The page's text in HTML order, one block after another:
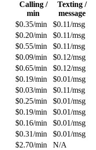
Calling /
min
Texting /
message
$0.35/min $0.11/msg
$0.20/min $0.11/msg
$0.55/min $0.11/msg
$0.09/min $0.12/msg
$0.65/min $0.12/msg
$0.19/min $0.01/msg
$0.03/min $0.11/msg
$0.25/min $0.01/msg
$0.19/min $0.01/msg
$0.16/min $0.01/msg
$0.31/min $0.01/msg
$2.70/min
N/A